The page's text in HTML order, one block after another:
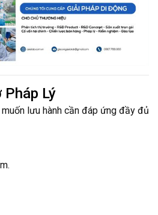
Pháp Lý
lưu hành cần đáp ứng đầy đủ